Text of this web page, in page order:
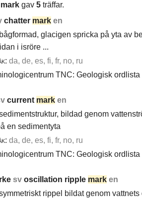
mark gav 5 träffar.
chatter mark en
bågformad, glacigen spricka på yta av
i isröre ...
da, de, es, fi, fr, no, ru
TNC: Geologisk ordlista
current mark en
bildad genom
en sedimentyta
da, de, es, fi, fr, no, ru
TNC: Geologisk ordlista
sv oscillation ripple mark en
rippel bildat genom